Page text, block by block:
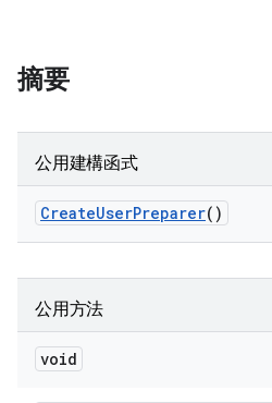
摘要
公用建構函式
CreateUserPreparer()
公用方法
void